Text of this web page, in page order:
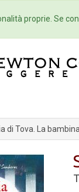
Autori
di Tova. La
proprie. Se